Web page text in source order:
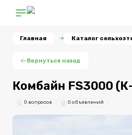
Главная Каталог
Вернуться назад
Комбайн FS3000
0 вопросов 0 объявлений